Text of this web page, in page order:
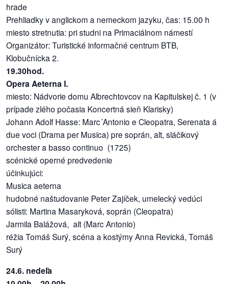
hrade
Prehliadky v anglickom a nemeckom jazyku, čas: 15.00 h
miesto stretnutia: pri studni na Primaciálnom námestí
Organizátor: Turistické informačné centrum BTB,
Klobučnícka 2.
19.30hod.
Opera Aeterna I.
miesto: Nádvorie domu Albrechtovcov na Kapitulskej č. 1 (v
prípade zlého počasia Koncertná sieň Klarisky)
Johann Adolf Hasse: Marc´Antonio e Cleopatra, Serenata á
due voci (Drama per Musica) pre soprán, alt, sláčikový
orchester a basso continuo (1725)
scénické operné predvedenie
účinkujúci:
Musica aeterna
hudobné naštudovanie Peter Zajíček, umelecký vedúci
sólisti: Martina Masaryková, soprán (Cleopatra)
Jarmila Balážová, alt (Marc Antonio)
réžia Tomáš Surý, scéna a kostýmy Anna Revická, Tomáš
Surý
24.6. nedeľa